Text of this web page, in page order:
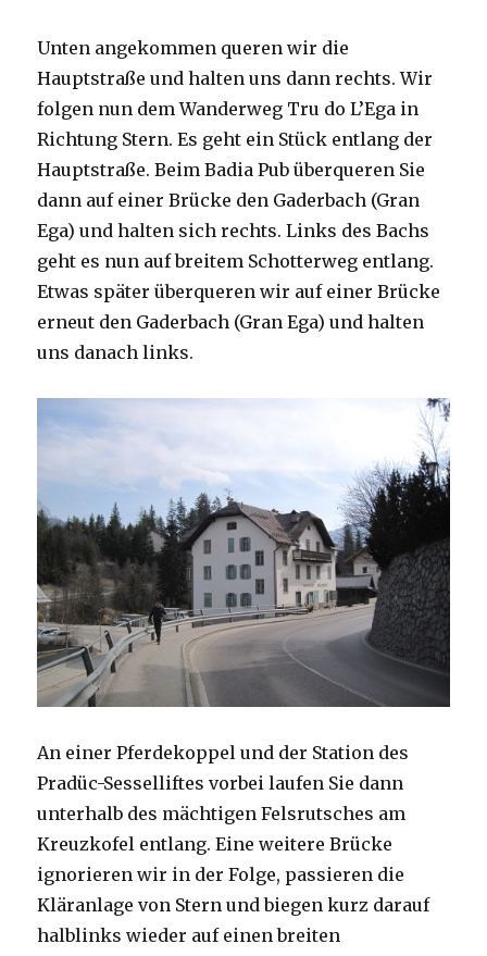
Unten angekommen queren wir die
Hauptstraße und halten uns dann rechts. Wir
folgen nun dem Wanderweg Tru do L’Ega in
Richtung Stern. Es geht ein Stück entlang der
Hauptstraße. Beim Badia Pub überqueren Sie
dann auf einer Brücke den Gaderbach (Gran
Ega) und halten sich rechts. Links des Bachs
geht es nun auf breitem Schotterweg entlang.
Etwas später überqueren wir auf einer Brücke
erneut den Gaderbach (Gran Ega) und halten
uns danach links.
An einer Pferdekoppel und der Station des
Pradüc-Sesselliftes vorbei laufen Sie dann
unterhalb des mächtigen Felsrutsches am
Kreuzkofel entlang. Eine weitere Brücke
ignorieren wir in der Folge, passieren die
Kläranlage von Stern und biegen kurz darauf
halblinks wieder auf einen breiten